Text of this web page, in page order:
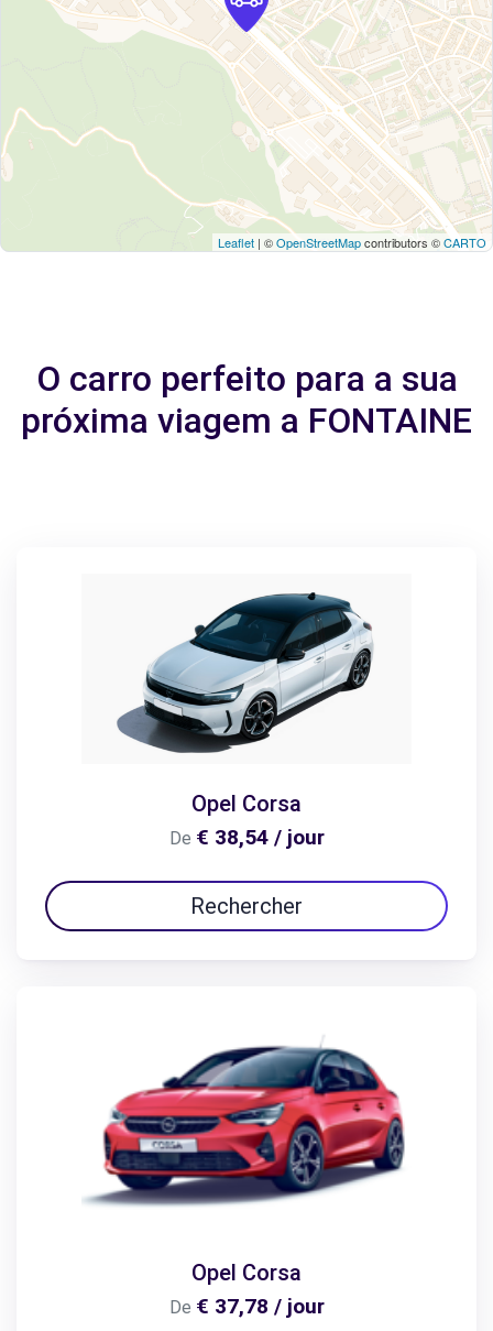
Leaflet | ©OpenStreetMapcontributors ©CARTO
O carro perfeito para a sua
próxima viagem a FONTAINE
Opel Corsa
De € 38,54 / jour
Rechercher
Opel Corsa
De € 37,78 / jour